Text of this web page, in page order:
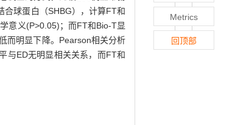
合球蛋白（SHBG），计算FT和
意义(P>0.05)；而FT和Bio-T显
而明显下降。Pearson相关分析
与ED无明显相关关系，而FT和
Metrics
回顶部